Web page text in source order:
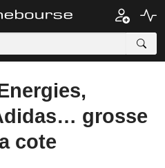
grosse
cote